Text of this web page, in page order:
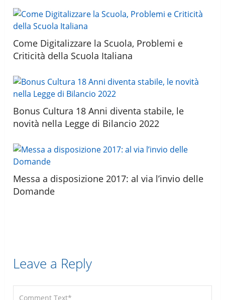
Come Digitalizzare la Scuola, Problemi e
Criticità della Scuola Italiana
Bonus Cultura 18 Anni diventa stabile, le
novità nella Legge di Bilancio 2022
Messa a disposizione 2017: al via l’invio delle
Domande
Leave a Reply